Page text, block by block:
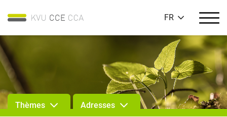
FR
Thèmes Adresses